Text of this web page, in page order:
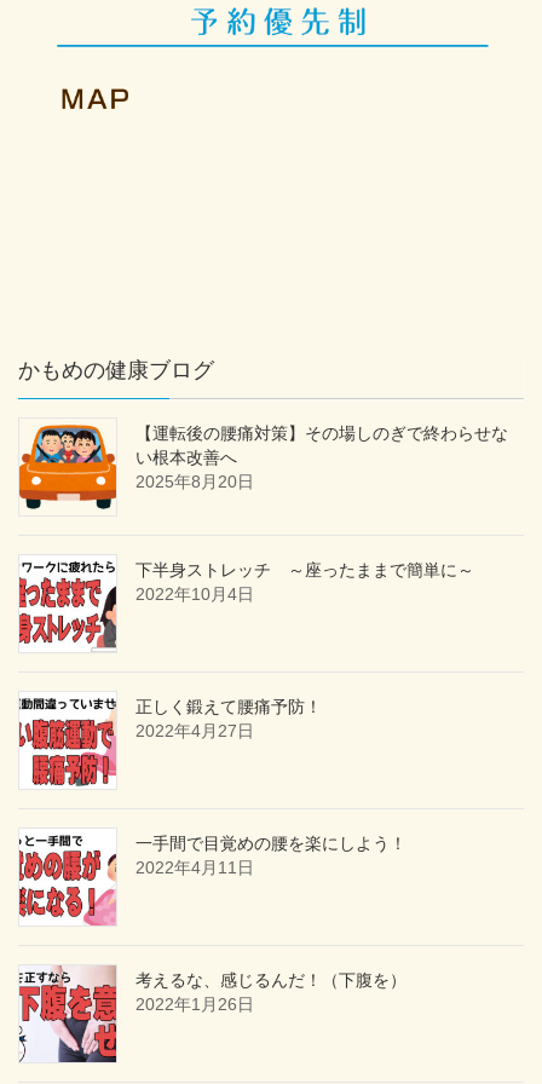
かもめの健康ブログ
【運転後の腰痛対策】その場しのぎで終わらせな
い根本改善へ
2025年8月20日
下半身ストレッチ ～座ったままで簡単に～
2022年10月4日
正しく鍛えて腰痛予防！
2022年4月27日
一手間で目覚めの腰を楽にしよう！
2022年4月11日
考えるな、感じるんだ！（下腹を）
2022年1月26日